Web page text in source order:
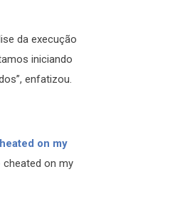
da execução
iniciando
enfatizou.
on my
cheated on my